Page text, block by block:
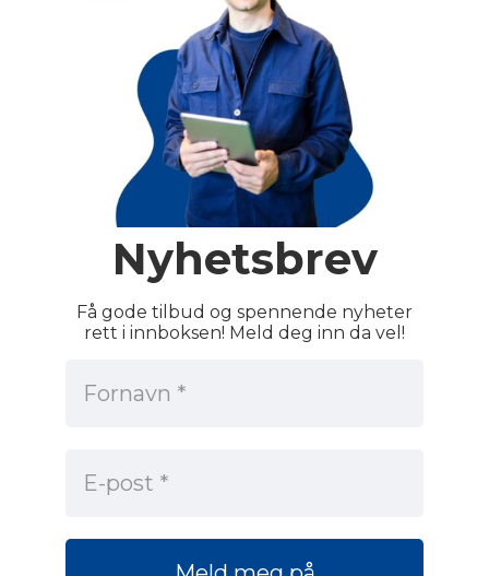
Nyhetsbrev
Få gode tilbud og spennende nyheter
rett i innboksen! Meld deg inn da vel!